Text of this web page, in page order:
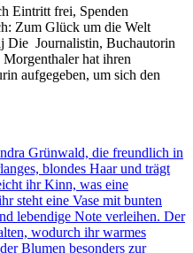
Eintritt frei, Spenden
Zum Glück um die Welt
Die Journalistin, Buchautorin
hat ihren
aufgegeben, um sich den